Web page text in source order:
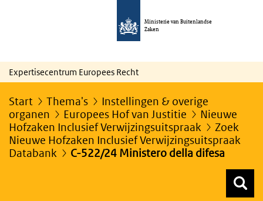
Ministerie van Buitenlandse
Zaken
Expertisecentrum Europees Recht
Start Thema's
Instellingen & overige
organen
Europees Hof van Justitie
Nieuwe
Hofzaken Inclusief Verwijzingsuitspraak
Zoek
Nieuwe Hofzaken Inclusief Verwijzingsuitspraak
Databank
C-522/24 Ministero della difesa